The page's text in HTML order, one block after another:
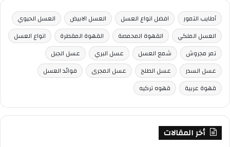
أطايب التمور افضل انواع العسل العسل الابيض
العسل الحيوي
العسل الملكي
القهوة المحمصة القهوة المقطرة
انواع العسل
تمر مجروش
شمع العسل عسل البري
عسل الجبل
عسل السدر
عسل الطلح عسل المجرى
فوائد العسل
قهوة عربية
قهوه تركيه
أخر المقالات